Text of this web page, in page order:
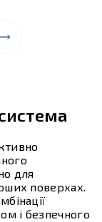
для
поверхах.
і безпечного